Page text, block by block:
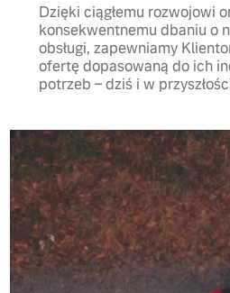
Dzięki ciągłemu rozwojowi
konsekwentnemu dbaniu o
obsługi, zapewniamy
ofertę dopasowaną do ich
potrzeb – dziś i w